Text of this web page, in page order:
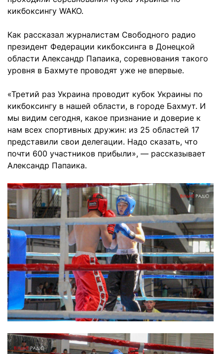
кикбоксингу WAKO.
Как рассказал журналистам Свободного радио
президент Федерации кикбоксинга в Донецкой
области Александр Папаика, соревнования такого
уровня в Бахмуте проводят уже не впервые.
«Третий раз Украина проводит кубок Украины по
кикбоксингу в нашей области, в городе Бахмут. И
мы видим сегодня, какое признание и доверие к
нам всех спортивных дружин: из 25 областей 17
представили свои делегации. Надо сказать, что
почти 600 участников прибыли», — рассказывает
Александр Папаика.